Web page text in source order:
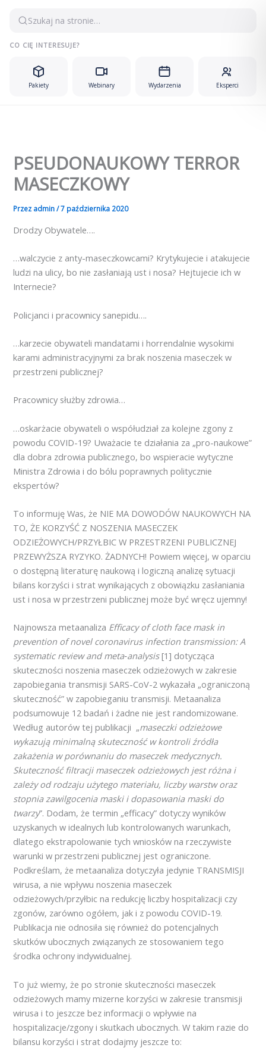
Szukaj na stronie…
CO CIĘ INTERESUJE?
Pakiety Webinary Wydarzenia Eksperci
PSEUDONAUKOWY TERROR
MASECZKOWY
Przez admin/7 października 2020
Drodzy Obywatele….
…walczycie z anty-maseczkowcami? Krytykujecie i atakujecie
ludzi na ulicy, bo nie zasłaniają ust i nosa? Hejtujecie ich w
Internecie?
Policjanci i pracownicy sanepidu….
…karzecie obywateli mandatami i horrendalnie wysokimi
karami administracyjnymi za brak noszenia maseczek w
przestrzeni publicznej?
Pracownicy służby zdrowia…
…oskarżacie obywateli o współudział za kolejne zgony z
powodu COVID-19? Uważacie te działania za „pro-naukowe”
dla dobra zdrowia publicznego, bo wspieracie wytyczne
Ministra Zdrowia i do bólu poprawnych politycznie
ekspertów?
To informuję Was, że NIE MA DOWODÓW NAUKOWYCH NA
TO, ŻE KORZYŚĆ Z NOSZENIA MASECZEK
ODZIEŻOWYCH/PRZYŁBIC W PRZESTRZENI PUBLICZNEJ
PRZEWYŻSZA RYZYKO. ŻADNYCH! Powiem więcej, w oparciu
o dostępną literaturę naukową i logiczną analizę sytuacji
bilans korzyści i strat wynikających z obowiązku zasłaniania
ust i nosa w przestrzeni publicznej może być wręcz ujemny!
Najnowsza metaanaliza Efficacy of cloth face mask in
prevention of novel coronavirus infection transmission: A
systematic review and meta‑analysis[1] dotycząca
skuteczności noszenia maseczek odzieżowych w zakresie
zapobiegania transmisji SARS-CoV-2 wykazała „ograniczoną
skuteczność” w zapobieganiu transmisji. Metaanaliza
podsumowuje 12 badań i żadne nie jest randomizowane.
Według autorów tej publikacji „maseczki odzieżowe
wykazują minimalną skuteczność w kontroli źródła
zakażenia w porównaniu do maseczek medycznych.
Skuteczność filtracji maseczek odzieżowych jest różna i
zależy od rodzaju użytego materiału, liczby warstw oraz
stopnia zawilgocenia maski i dopasowania maski do
twarzy”. Dodam, że termin „efficacy” dotyczy wyników
uzyskanych w idealnych lub kontrolowanych warunkach,
dlatego ekstrapolowanie tych wniosków na rzeczywiste
warunki w przestrzeni publicznej jest ograniczone.
Podkreślam, że metaanaliza dotyczyła jedynie TRANSMISJI
wirusa, a nie wpływu noszenia maseczek
odzieżowych/przyłbic na redukcję liczby hospitalizacji czy
zgonów, zarówno ogółem, jak i z powodu COVID-19.
Publikacja nie odnosiła się również do potencjalnych
skutków ubocznych związanych ze stosowaniem tego
środka ochrony indywidualnej.
To już wiemy, że po stronie skuteczności maseczek
odzieżowych mamy mizerne korzyści w zakresie transmisji
wirusa i to jeszcze bez informacji o wpływie na
hospitalizacje/zgony i skutkach ubocznych. W takim razie do
bilansu korzyści i strat dodajmy jeszcze to: